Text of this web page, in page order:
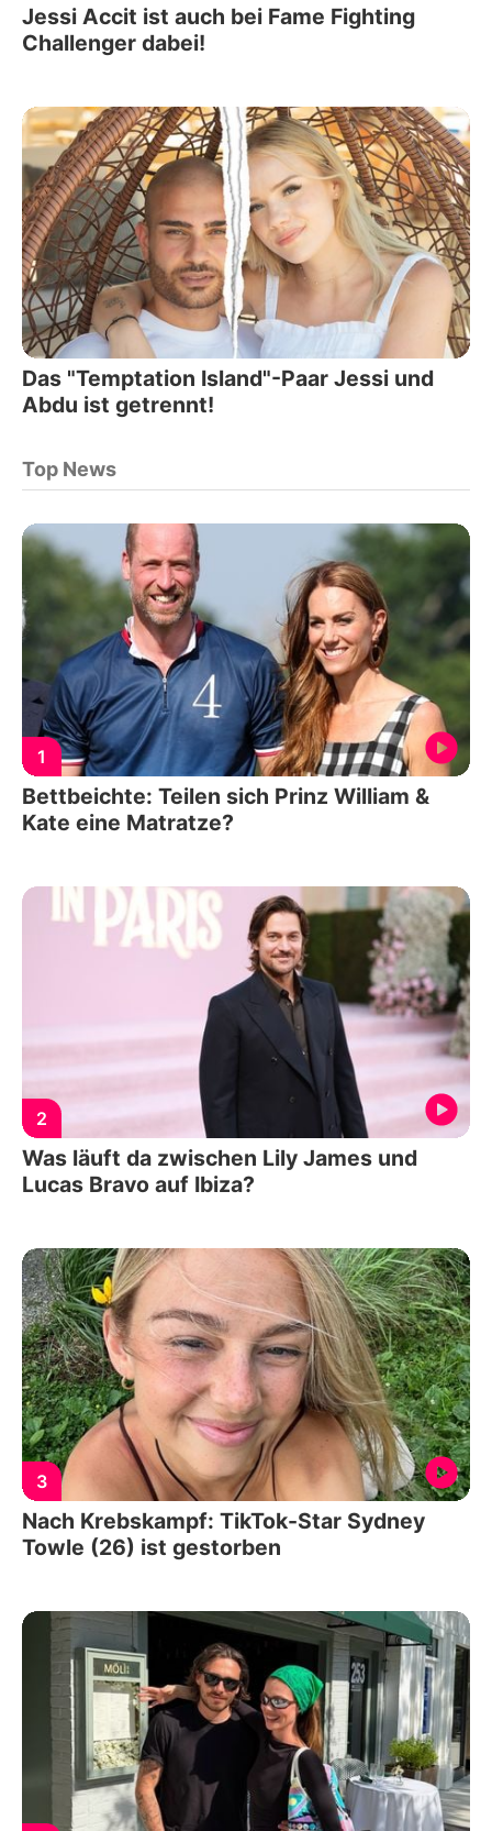
Jessi Accit ist auch bei Fame Fighting
Challenger dabei!
Das "Temptation Island"-Paar Jessi und
Abdu ist getrennt!
Top News
1
Bettbeichte: Teilen sich Prinz William &
Kate eine Matratze?
2
Was läuft da zwischen Lily James und
Lucas Bravo auf Ibiza?
3
Nach Krebskampf: TikTok-Star Sydney
Towle (26) ist gestorben